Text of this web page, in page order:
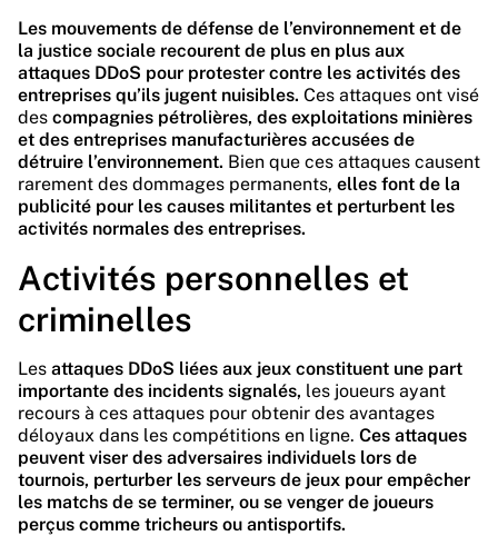
Les mouvements de défense de l’environnement et de
la justice sociale recourent de plus en plus aux
attaques DDoS pour protester contre les activités des
entreprises qu’ils jugent nuisibles. Ces attaques ont visé
des compagnies pétrolières, des exploitations minières
et des entreprises manufacturières accusées de
détruire l’environnement. Bien que ces attaques causent
rarement des dommages permanents, elles font de la
publicité pour les causes militantes et perturbent les
activités normales des entreprises.
Activités personnelles et
criminelles
Les attaques DDoS liées aux jeux constituent une part
importante des incidents signalés, les joueurs ayant
recours à ces attaques pour obtenir des avantages
déloyaux dans les compétitions en ligne. Ces attaques
peuvent viser des adversaires individuels lors de
tournois, perturber les serveurs de jeux pour empêcher
les matchs de se terminer, ou se venger de joueurs
perçus comme tricheurs ou antisportifs.